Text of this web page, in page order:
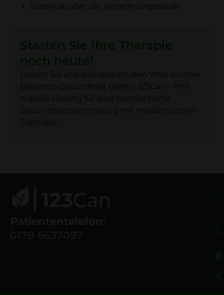
Stabilität über die Verordnungsdauer